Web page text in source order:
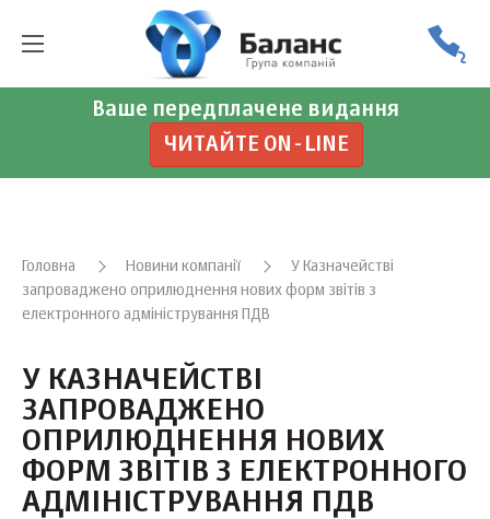
Ваше передплачене видання
ЧИТАЙТЕ ON-LINE
Головна Новини компанії
У Казначействі
запроваджено оприлюднення нових форм звітів з
електронного адміністрування ПДВ
У КАЗНАЧЕЙСТВІ
ЗАПРОВАДЖЕНО
ОПРИЛЮДНЕННЯ НОВИХ
ФОРМ ЗВІТІВ З ЕЛЕКТРОННОГО
АДМІНІСТРУВАННЯ ПДВ